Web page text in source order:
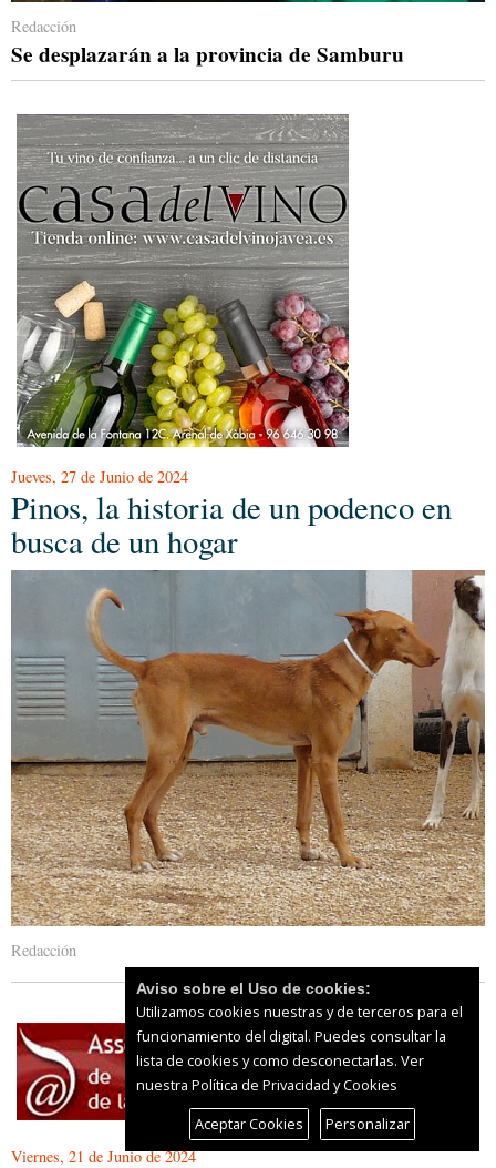
Redacción
Se desplazarán a la provincia de Samburu
Jueves, 27 de Junio de 2024
Pinos, la historia de un podenco en
busca de un hogar
Redacción
Viernes, 21 de Junio de 2024
Aviso sobre el Uso de cookies:
Utilizamos cookies nuestras y de terceros para el
funcionamiento del digital. Puedes consultar la
lista de cookies y como desconectarlas. Ver
nuestra Política de Privacidad y Cookies
Aceptar Cookies
Personalizar